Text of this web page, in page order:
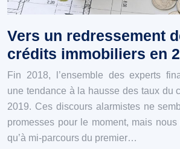
Vers un redressement
crédits immobiliers en
Fin 2018, l’ensemble des experts
une tendance à la hausse des taux du
2019. Ces discours alarmistes ne
promesses pour le moment, mais
qu’à mi-parcours du premier…